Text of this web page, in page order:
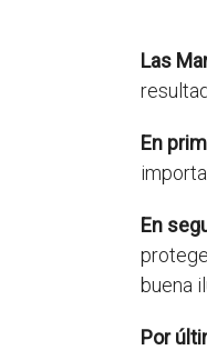
Las
En
En
buena
Por